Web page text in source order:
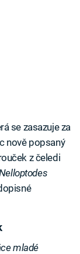
se zasazuje za
nově popsaný
z čeledi
mladé